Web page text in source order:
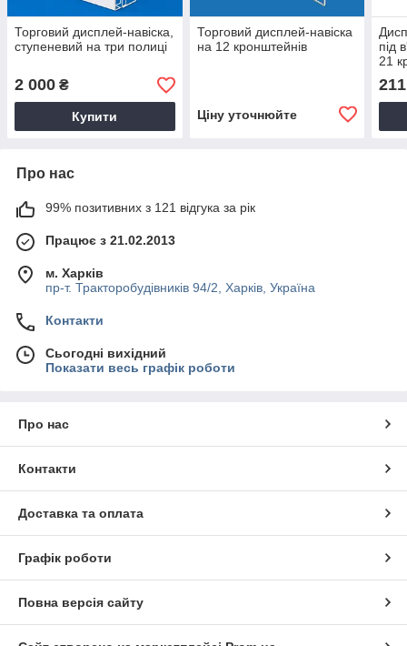
Торговий дисплей-навіска,
ступеневий на три полиці
2 000 ₴
Купити
Торговий дисплей-навіска
на 12 кронштейнів
Ціну уточнюйте
під
21
211
Про нас
99% позитивних з 121 відгука за рік
Працює з 21.02.2013
м. Харків
пр-т. Тракторобудівників 94/2, Харків, Україна
Контакти
Сьогодні вихідний
Показати весь графік роботи
Про нас
Контакти
Доставка та оплата
Графік роботи
Повна версія сайту